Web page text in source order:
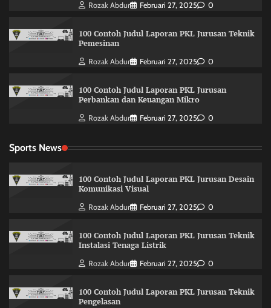
Rozak Abdur Februari 27, 2025 0
100 Contoh Judul Laporan PKL Jurusan Teknik
Pemesinan
Rozak Abdur Februari 27, 2025 0
100 Contoh Judul Laporan PKL Jurusan
Perbankan dan Keuangan Mikro
Rozak Abdur Februari 27, 2025 0
Sports News
100 Contoh Judul Laporan PKL Jurusan Desain
Komunikasi Visual
Rozak Abdur Februari 27, 2025 0
100 Contoh Judul Laporan PKL Jurusan Teknik
Instalasi Tenaga Listrik
Rozak Abdur Februari 27, 2025 0
100 Contoh Judul Laporan PKL Jurusan Teknik
Pengelasan